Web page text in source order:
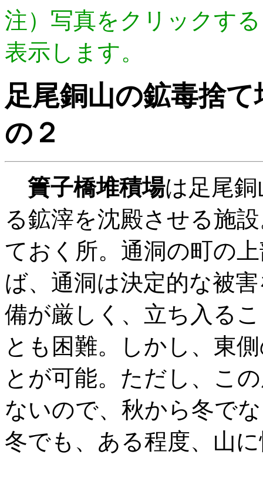
注）写真をクリックす
表示します。
足尾銅山の鉱毒捨て
の２
簀子橋堆積場は足尾
る鉱滓を沈殿させる施
ておく所。通洞の町の
ば、通洞は決定的な被
備が厳しく、立ち入る
とも困難。しかし、東
とが可能。ただし、こ
ないので、秋から冬で
冬でも、ある程度、山